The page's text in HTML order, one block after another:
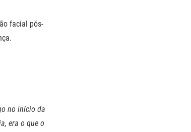
facial pós-
no início da
era o que o